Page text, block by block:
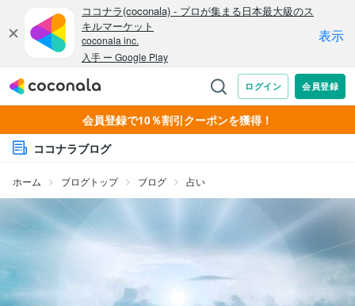
会員登録で10％割引クーポンを獲得！
ココナラブログ
ホーム ブログトップ ブログ 占い